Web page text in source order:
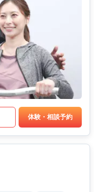
体験・相談予約